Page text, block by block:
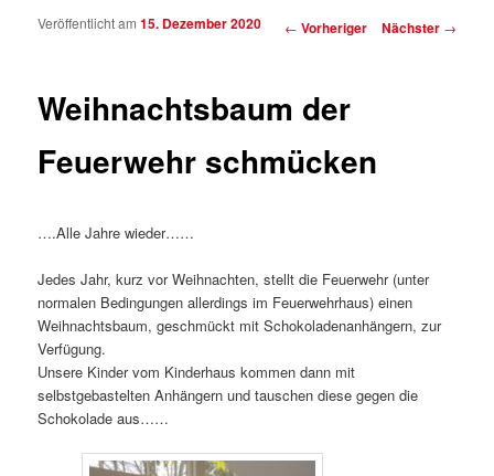
Beitragsnavigation
← Vorheriger Nächster →
Weihnachtsbaum der
Feuerwehr schmücken
Veröffentlicht am15. Dezember 2020
….Alle Jahre wieder……
Jedes Jahr, kurz vor Weihnachten, stellt die Feuerwehr (unter
normalen Bedingungen allerdings im Feuerwehrhaus) einen
Weihnachtsbaum, geschmückt mit Schokoladenanhängern, zur
Verfügung.
Unsere Kinder vom Kinderhaus kommen dann mit
selbstgebastelten Anhängern und tauschen diese gegen die
Schokolade aus……